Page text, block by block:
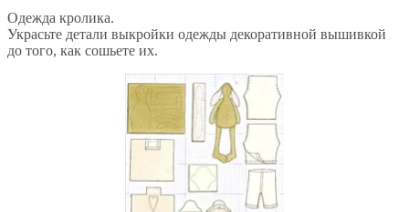
Одежда кролика.
Украсьте детали выкройки одежды декоративной вышивкой
до того, как сошьете их.